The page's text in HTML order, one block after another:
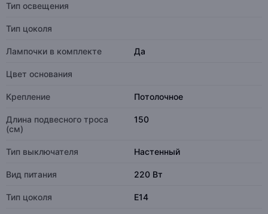
Тип освещения
Тип цоколя
Лампочки в комплекте Да
Цвет основания
Крепление Потолочное
Длина подвесного троса
(см)
150
Тип выключателя Настенный
Вид питания 220 Вт
Тип цоколя E14